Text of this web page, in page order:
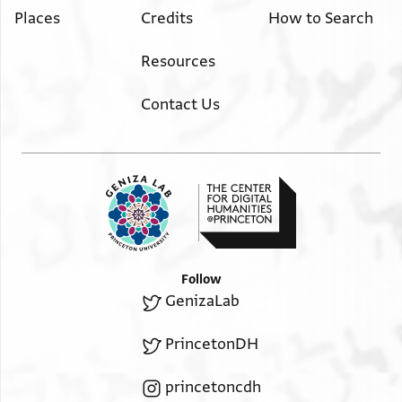
Places Credits
Resources
Contact Us
How to Search
Follow
GenizaLab
PrincetonDH
princetoncdh